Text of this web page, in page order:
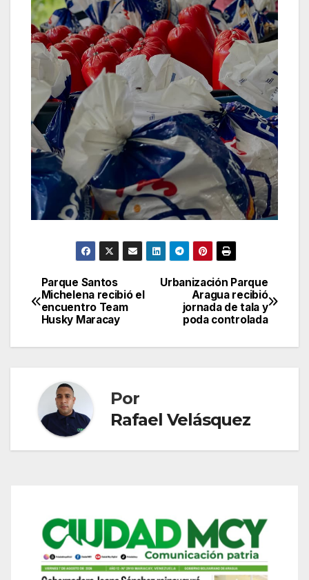
Navegación
de
entradas
Urbanización Parque
Aragua recibió
jornada de tala y
poda controlada
Parque Santos
Michelena recibió el
encuentro Team
Husky Maracay
Por
Rafael Velásquez